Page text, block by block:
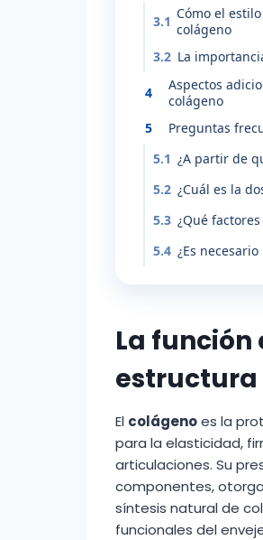
3.1 Cómo el
colágeno
3.2 La
4
Aspectos
colágeno
5
Preguntas
5.1 ¿A partir de
5.2 ¿Cuál es la
5.3 ¿Qué
5.4 ¿Es
La función
El colágenoes la
para la elasticidad,
articulaciones. Su
componentes,
síntesis natural de
funcionales del